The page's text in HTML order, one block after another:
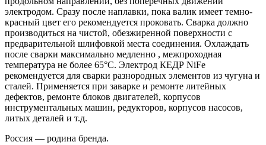
электродом. Сразу после наплавки, пока валик имеет темно-
красный цвет его рекомендуется проковать. Сварка должно
производиться на чистой, обезжиренной поверхности с
предварительной шлифовкой места соединения. Охлаждать
после сварки максимально медленно , межпроходная
температура не более 65°C. Электрод КЕДР NiFe
рекомендуется для сварки разнородных элементов из чугуна и
сталей. Применяется при заварке и ремонте литейных
дефектов, ремонте блоков двигателей, корпусов
инструментальных машин, редукторов, корпусов насосов,
литых деталей и т.д.
Россия — родина бренда.